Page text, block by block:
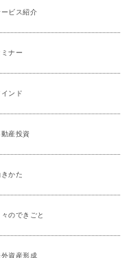
ービス紹介
ナー
ンド
動産投資
かた
々のできごと
外資産形成